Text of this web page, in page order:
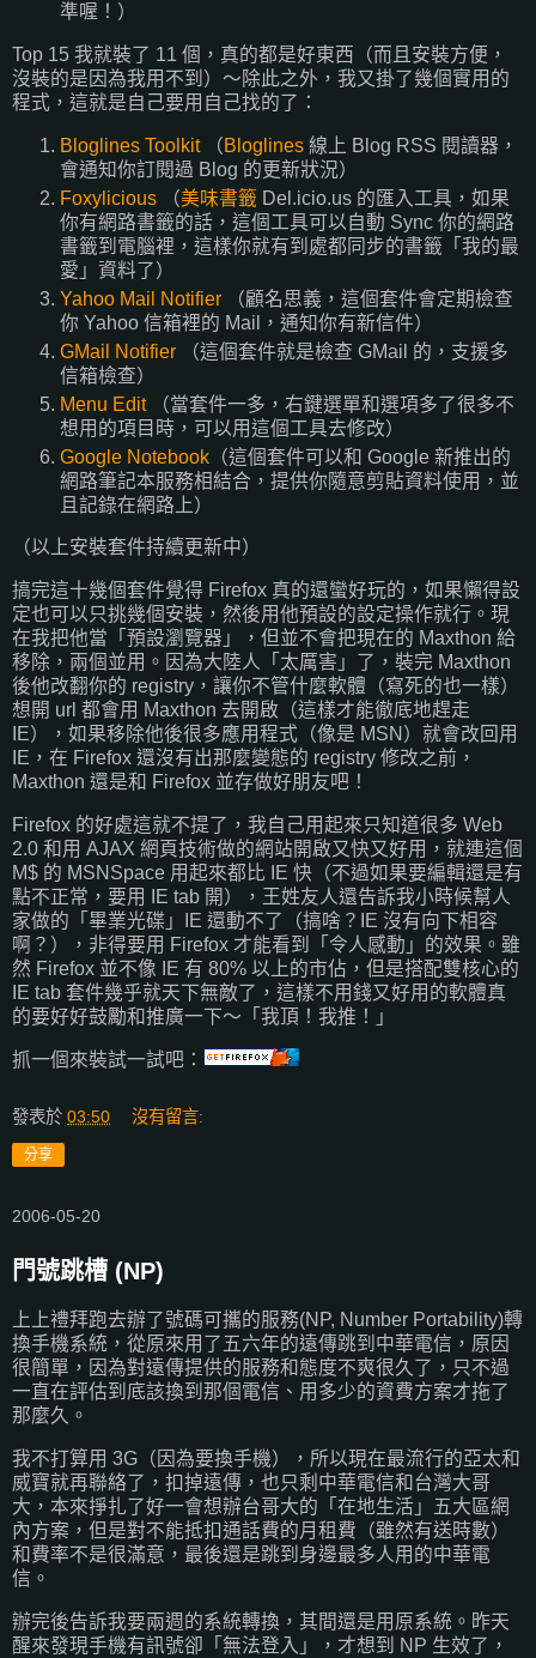
準喔！）
Top 15 我就裝了 11 個，真的都是好東西（而且安裝方便，
沒裝的是因為我用不到）～除此之外，我又掛了幾個實用的
程式，這就是自己要用自己找的了：
Bloglines Toolkit （Bloglines 線上 Blog RSS 閱讀器，
會通知你訂閱過 Blog 的更新狀況）
Foxylicious （美味書籤 Del.icio.us 的匯入工具，如果
你有網路書籤的話，這個工具可以自動 Sync 你的網路
書籤到電腦裡，這樣你就有到處都同步的書籤「我的最
愛」資料了）
Yahoo Mail Notifier
（顧名思義，這個套件會定期檢查
你 Yahoo 信箱裡的 Mail，通知你有新信件）
GMail Notifier
（這個套件就是檢查 GMail 的，支援多
信箱檢查）
Menu Edit（當套件一多，右鍵選單和選項多了很多不
想用的項目時，可以用這個工具去修改）
Google Notebook （這個套件可以和 Google 新推出的
網路筆記本服務相結合，提供你隨意剪貼資料使用，並
且記錄在網路上）
（以上安裝套件持續更新中）
搞完這十幾個套件覺得 Firefox 真的還蠻好玩的，如果懶得設
定也可以只挑幾個安裝，然後用他預設的設定操作就行。現
在我把他當「預設瀏覽器」，但並不會把現在的 Maxthon 給
移除，兩個並用。因為大陸人「太厲害」了，裝完 Maxthon
後他改翻你的 registry，讓你不管什麼軟體（寫死的也一樣）
想開 url 都會用 Maxthon 去開啟（這樣才能徹底地趕走
IE），如果移除他後很多應用程式（像是 MSN）就會改回用
IE，在 Firefox 還沒有出那麼變態的 registry 修改之前，
Maxthon 還是和 Firefox 並存做好朋友吧！
Firefox 的好處這就不提了，我自己用起來只知道很多 Web
2.0 和用 AJAX 網頁技術做的網站開啟又快又好用，就連這個
M$ 的 MSNSpace 用起來都比 IE 快（不過如果要編輯還是有
點不正常，要用 IE tab 開），王姓友人還告訴我小時候幫人
家做的「畢業光碟」IE 還動不了（搞啥？IE 沒有向下相容
啊？），非得要用 Firefox 才能看到「令人感動」的效果。雖
然 Firefox 並不像 IE 有 80% 以上的市佔，但是搭配雙核心的
IE tab 套件幾乎就天下無敵了，這樣不用錢又好用的軟體真
的要好好鼓勵和推廣一下～「我頂！我推！」
抓一個來裝試一試吧：
發表於 03:50 沒有留言:
分享
2006-05-20
門號跳槽 (NP)
上上禮拜跑去辦了號碼可攜的服務(NP, Number Portability)轉
換手機系統，從原來用了五六年的遠傳跳到中華電信，原因
很簡單，因為對遠傳提供的服務和態度不爽很久了，只不過
一直在評估到底該換到那個電信、用多少的資費方案才拖了
那麼久。
我不打算用 3G（因為要換手機），所以現在最流行的亞太和
威寶就再聯絡了，扣掉遠傳，也只剩中華電信和台灣大哥
大，本來掙扎了好一會想辦台哥大的「在地生活」五大區網
內方案，但是對不能抵扣通話費的月租費（雖然有送時數）
和費率不是很滿意，最後還是跳到身邊最多人用的中華電
信。
辦完後告訴我要兩週的系統轉換，其間還是用原系統。昨天
醒來發現手機有訊號卻「無法登入」，才想到 NP 生效了，